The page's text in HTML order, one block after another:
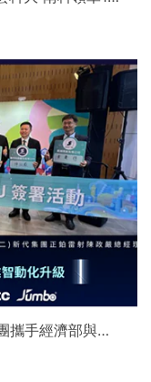
攜手經濟部與金
人智慧智造